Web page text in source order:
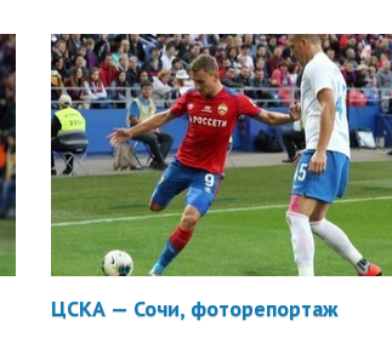
ЦСКА — Сочи, фоторепортаж